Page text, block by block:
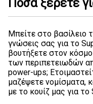
Πόσα ξέρετε
Μπείτε στο βασίλειο
γνώσεις σας για το
βουτήξετε στον
των περιπετειωδών
power-ups;
μαζέψετε νομίσματα,
με το κουίζ μας για